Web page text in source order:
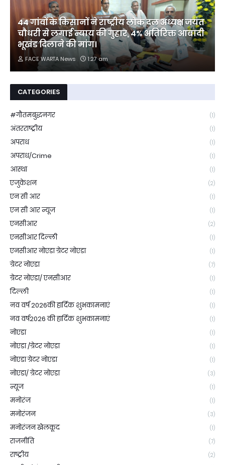
44 गांवों के किसानों ने राष्ट्रीय लोक दल अध्यक्ष जयंत
चौधरी से लगाई न्याय की गुहार, 4% अतिरिक्त आबादी
भूखंड दिलाने की मांग।
FACE WARTA News 1:27 am
CATEGORIES
#गौतमबुद्धनगर (1)
अंतरराष्ट्रीय (1)
अपराध (1)
अपराध/Crime (1)
आस्था (1)
एजुकेशन (2)
एन सी आर (1)
एन सी आर न्यूज (1)
एनसीआर (2)
एनसीआर दिल्ली (1)
एनसीआर नोएडा ग्रेटर नोएडा (1)
ग्रेटर नोएडा (7)
ग्रेटर नोएडा/ एनसीआर (1)
दिल्ली (1)
नव वर्ष 2026की हार्दिक शुभकामनाएं (1)
नव वर्ष2026 की हार्दिक शुभकामनाएं (1)
नोएडा (1)
नोएडा /ग्रेटर नोएडा (1)
नोएडा ग्रेटर नोएडा (1)
नोएडा/ ग्रेटर नोएडा (3)
न्यूज (1)
मनोरंज (1)
मनोरंजन (3)
मनोरंजन खेलकूद (1)
राजनीति (7)
राष्ट्रीय (2)